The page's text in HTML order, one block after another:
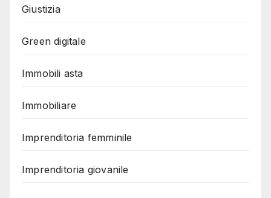
Giustizia
Green digitale
Immobili asta
Immobiliare
Imprenditoria femminile
Imprenditoria giovanile